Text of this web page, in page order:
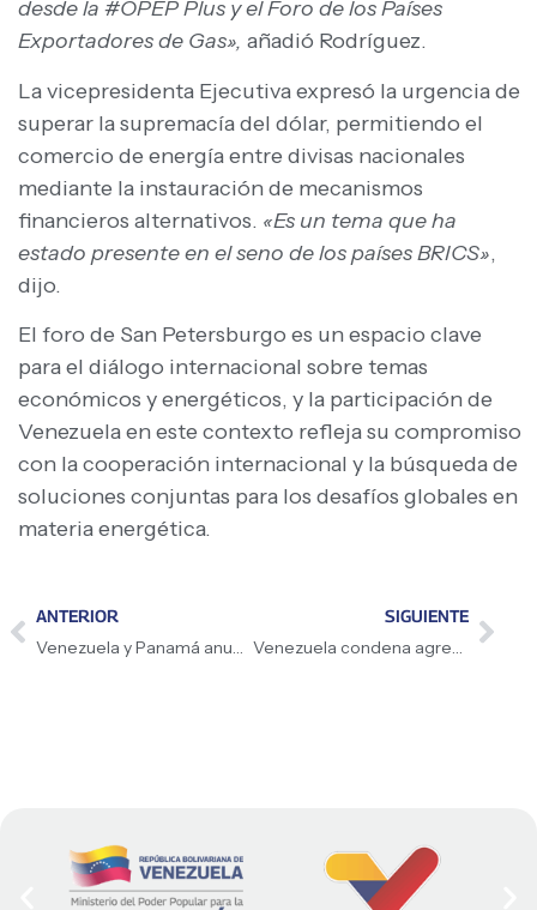
desde la #OPEP Plus y el Foro de los Países
Exportadores de Gas», añadió Rodríguez.
La vicepresidenta Ejecutiva expresó la urgencia de
superar la supremacía del dólar, permitiendo el
comercio de energía entre divisas nacionales
mediante la instauración de mecanismos
financieros alternativos. «Es un tema que ha
estado presente en el seno de los países BRICS»,
dijo.
El foro de San Petersburgo es un espacio clave
para el diálogo internacional sobre temas
económicos y energéticos, y la participación de
Venezuela en este contexto refleja su compromiso
con la cooperación internacional y la búsqueda de
soluciones conjuntas para los desafíos globales en
materia energética.
ANTERIOR SIGUIENTE